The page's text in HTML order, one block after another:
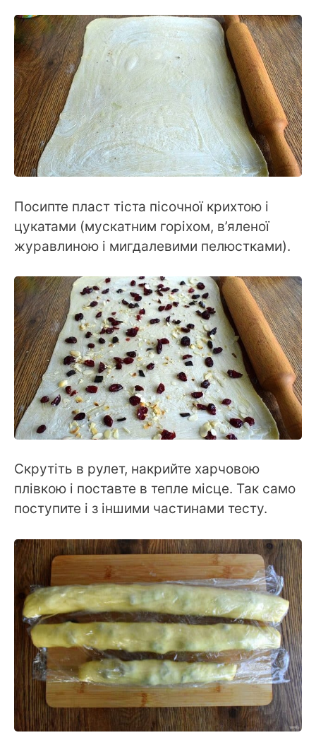
Посипте пласт тіста пісочної крихтою і
цукатами (мускатним горіхом, в’яленої
журавлиною і мигдалевими пелюстками).
Скрутіть в рулет, накрийте харчовою
плівкою і поставте в тепле місце. Так само
поступите і з іншими частинами тесту.